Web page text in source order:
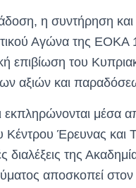
η συντήρηση
Αγώνα της ΕΟΚΑ
επιβίωση του
αξιών και
μέσα
Κέντρου Έρευνας
διαλέξεις της
αποσκοπεί στον